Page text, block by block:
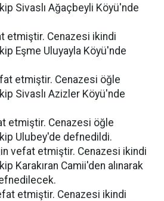
Sivaslı Ağaçbeyli Köyü'nde
etmiştir. Cenazesi ikindi
Eşme Uluyayla Köyü'nde
etmiştir. Cenazesi öğle
Sivaslı Azizler Köyü'nde
etmiştir. Cenazesi öğle
Ulubey'de defnedildi.
vefat etmiştir. Cenazesi ikindi
Karakıran Camii'den alınarak
etmiştir. Cenazesi ikindi